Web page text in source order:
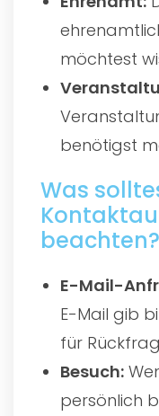
möchtest
benötigst
Was
beachten?
E-Mail-
E-Mail gib
für
Besuch:
persönlich